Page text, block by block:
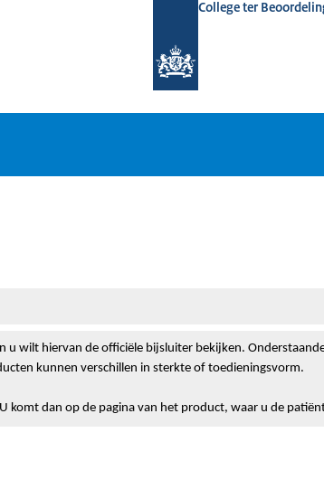
College ter
u wilt hiervan de officiële bijsluiter bekijken.
kunnen verschillen in sterkte of toedieningsvorm.
komt dan op de pagina van het product, waar u de